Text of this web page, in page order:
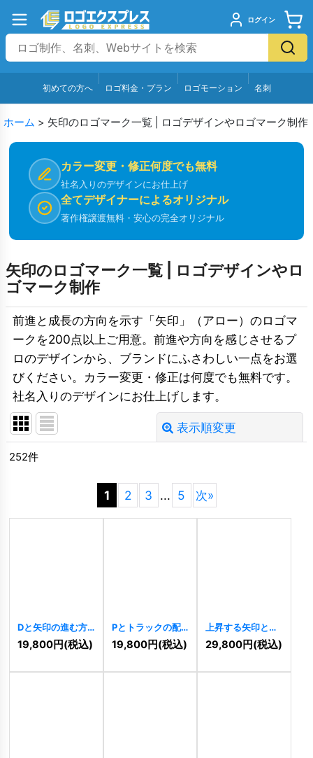
ログイン
初めての方へ ロゴ料金・プラン ロゴモーション 名刺
ホーム > 矢印のロゴマーク一覧 | ロゴデザインやロゴマーク制作
カラー変更・修正何度でも無料
社名入りのデザインにお仕上げ
全てデザイナーによるオリジナル
著作権譲渡無料・安心の完全オリジナル
矢印のロゴマーク一覧 | ロゴデザインやロ
ゴマーク制作
前進と成長の方向を示す「矢印」（アロー）のロゴマ
ークを200点以上ご用意。前進や方向を感じさせるプ
ロのデザインから、ブランドにふさわしい一点をお選
びください。カラー変更・修正は何度でも無料です。
社名入りのデザインにお仕上げします。
表示順変更
絞り込む
252件
1 2 3 ... 5 次»
Dと矢印の進む方
向を示すロゴ
11394 ]
19,800円(税込)
Pとトラックの配
送ロゴ [11366]
19,800円(税込)
上昇する矢印とリ
ングOで構成され
た成功のロゴ
29,800円(税込)